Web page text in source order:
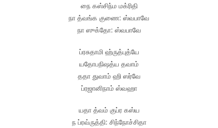
நை கஸ்சிந்ம மக்ரிதி
நா த்வங்க குணை: ஸ்வபாவே
நா ஸுக்தோ: ஸ்வபாவே
ப்ரசுதாமி ஹ்ருத்புத்யே
யதோபநிஷத்ய தவாம்
ததா துவாம் ஹி ஸர்வே
ப்ரஜானிநாம் ஸ்வஹா
யதா த்வம் குப்ர கஸ்ய
ந ப்ரவ்ருத்தி: சிந்நோச்சிதா